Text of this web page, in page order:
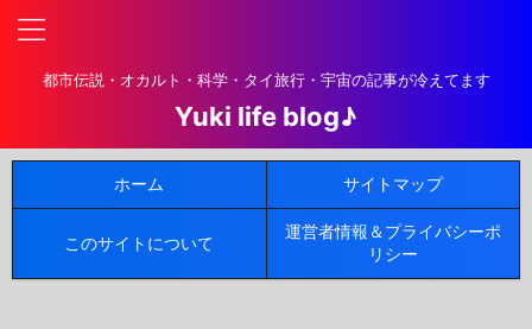
都市伝説・オカルト・科学・タイ旅行・宇宙の記事が冷えてます
Yuki life blog♪
ホーム サイトマップ
このサイトについて
運営者情報＆プライバシーポ
リシー